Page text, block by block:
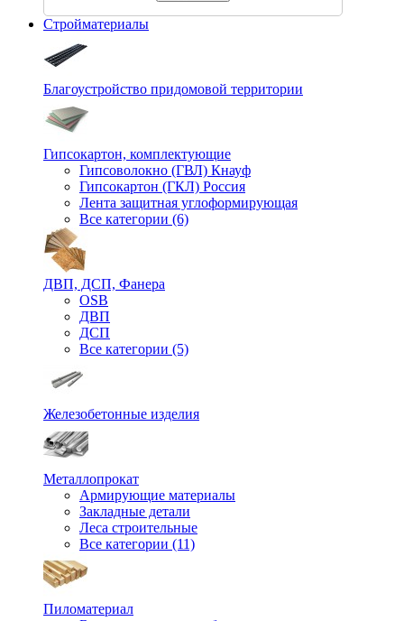
Стройматериалы
Благоустройство придомовой территории
Гипсокартон, комплектующие
Гипсоволокно (ГВЛ) Кнауф
Гипсокартон (ГКЛ) Россия
Лента защитная углоформирующая
Все категории (6)
ДВП, ДСП, Фанера
OSB
ДВП
ДСП
Все категории (5)
Железобетонные изделия
Металлопрокат
Армирующие материалы
Закладные детали
Леса строительные
Все категории (11)
Пиломатериал